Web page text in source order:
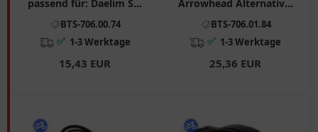
passend für: Daelim S3,
TT - R
BTS-706.00.74
✅ 1-3 Werktage
15,43 EUR
Arrowhead Alternative:
Arctic Cat/Textron Cat,
Alterra, XR
BTS-706.01.84
✅ 1-3 Werktage
25,36 EUR